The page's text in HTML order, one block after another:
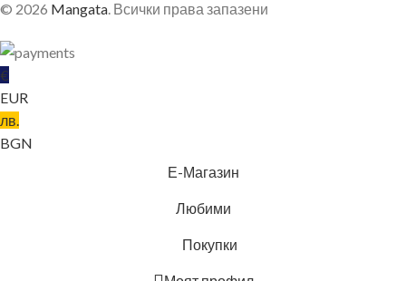
© 2026 Mangata. Всички права запазени
€
EUR
лв.
BGN
Е-Магазин
Любими
Покупки